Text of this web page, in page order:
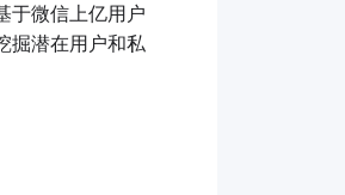
微信上亿用户
掘潜在用户和私